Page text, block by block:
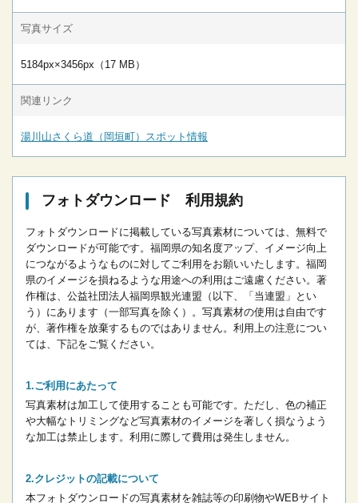
写真サイズ
5184px×3456px（17 MB）
関連リンク
湯川山さくら道（岡垣町）スポット情報
フォトダウンロード 利用規約
フォトダウンロードに掲載している写真素材については、無料で
ダウンロードが可能です。 福岡県の知名度アップ、イメージ向上
につながるようなものに対してご利用をお願いいたします。 福岡
県のイメージを損ねるような用途への利用はご遠慮ください。 著
作権は、公益社団法人福岡県観光連盟（以下、「当連盟」とい
う）にあります（一部写真を除く）。写真素材の使用は自由です
が、著作権を放棄するものではありません。 利用上の注意につい
ては、下記をご覧ください。
ご利用にあたって
写真素材は加工して使用することも可能です。ただし、色の補正
や大幅なトリミングなど写真素材のイメージを著しく損なうよう
な加工は禁止します。 利用に際して費用は発生しません。
クレジットの記載について
本フォトダウンロードの写真素材を雑誌等の印刷物やWEBサイト